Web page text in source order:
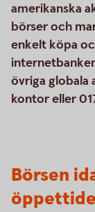
amerikanska
börser och
enkelt köpa
övriga globala
kontor eller
Börsen